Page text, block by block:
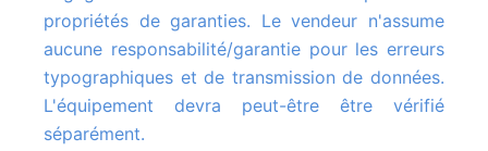
propriétés de garanties. Le vendeur n'assume
aucune responsabilité/garantie pour les erreurs
typographiques et de transmission de données.
L'équipement devra peut-être être vérifié
séparément.